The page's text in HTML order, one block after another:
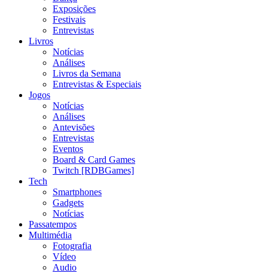
Exposições
Festivais
Entrevistas
Livros
Notícias
Análises
Livros da Semana
Entrevistas & Especiais
Jogos
Notícias
Análises
Antevisões
Entrevistas
Eventos
Board & Card Games
Twitch [RDBGames]
Tech
Smartphones
Gadgets
Notícias
Passatempos
Multimédia
Fotografia
Vídeo
Audio